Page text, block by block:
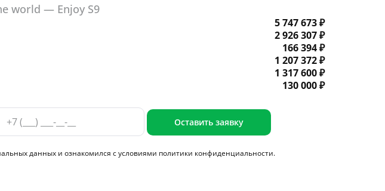
world — Enjoy S9
5 747 673 ₽
2 926 307 ₽
166 394 ₽
1 207 372 ₽
1 317 600 ₽
130 000 ₽
Оставить заявку
данных и ознакомился с условиями политики конфиденциальности.